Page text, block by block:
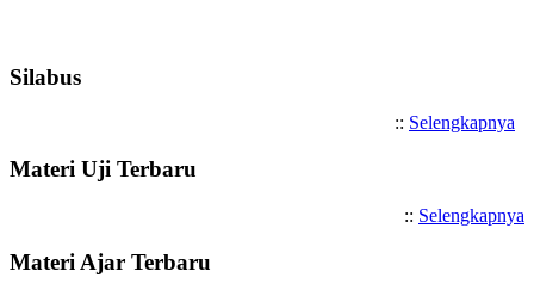
Silabus
:: Selengkapnya
Materi Uji Terbaru
:: Selengkapnya
Materi Ajar Terbaru